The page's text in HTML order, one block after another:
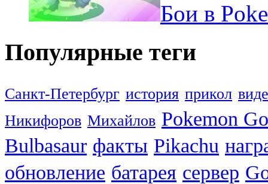
Бои в
Популярные теги
Санкт-Петербург история прикол
Никифоров Михайлов Pokemon Go
Bulbasaur факты Pikachu
обновление батарея сервер